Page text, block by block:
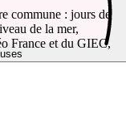
commune : jours de
de la mer,
France et du GIEC,